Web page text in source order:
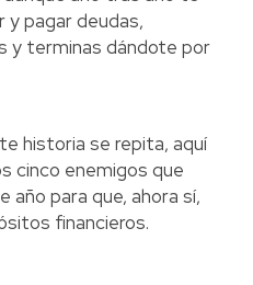
y pagar deudas,
y terminas dándote por
historia se repita, aquí
cinco enemigos que
año para que, ahora sí,
financieros.